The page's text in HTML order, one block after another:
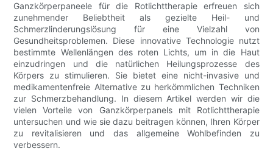
Ganzkörperpaneele für die Rotlichttherapie erfreuen sich
zunehmender Beliebtheit als gezielte Heil- und
Schmerzlinderungslösung für eine Vielzahl von
Gesundheitsproblemen. Diese innovative Technologie nutzt
bestimmte Wellenlängen des roten Lichts, um in die Haut
einzudringen und die natürlichen Heilungsprozesse des
Körpers zu stimulieren. Sie bietet eine nicht-invasive und
medikamentenfreie Alternative zu herkömmlichen Techniken
zur Schmerzbehandlung. In diesem Artikel werden wir die
vielen Vorteile von Ganzkörperpanels mit Rotlichttherapie
untersuchen und wie sie dazu beitragen können, Ihren Körper
zu revitalisieren und das allgemeine Wohlbefinden zu
verbessern.